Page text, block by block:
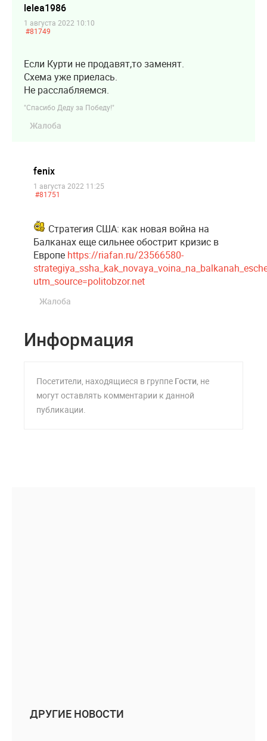
lelea1986
1 августа 2022 10:10
#81749
Если Курти не продавят,то заменят.
Схема уже приелась.
Не расслабляемся.
"Спасибо Деду за Победу!"
Жалоба
fenix
1 августа 2022 11:25
#81751
Стратегия США: как новая война на
Балканах еще сильнее обострит кризис в
Европе https://riafan.ru/23566580-
utm_source=politobzor.net
Жалоба
Информация
Посетители, находящиеся в группе Гости, не
могут оставлять комментарии к данной
публикации.
ДРУГИЕ НОВОСТИ